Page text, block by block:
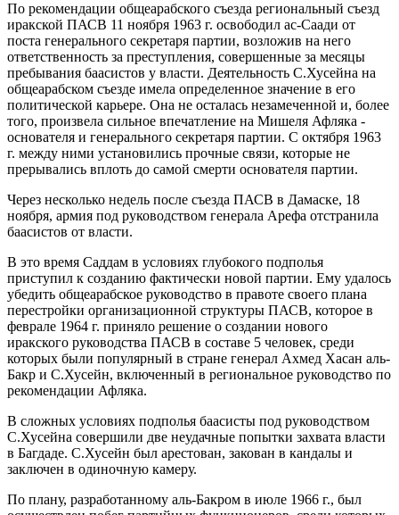
По рекомендации общеарабского съезда региональный съезд
иракской ПАСВ 11 ноября 1963 г. освободил ас-Саади от
поста генерального секретаря партии, возложив на него
ответственность за преступления, совершенные за месяцы
пребывания баасистов у власти. Деятельность С.Хусейна на
общеарабском съезде имела определенное значение в его
политической карьере. Она не осталась незамеченной и, более
того, произвела сильное впечатление на Мишеля Афляка -
основателя и генерального секретаря партии. С октября 1963
г. между ними установились прочные связи, которые не
прерывались вплоть до самой смерти основателя партии.
Через несколько недель после съезда ПАСВ в Дамаске, 18
ноября, армия под руководством генерала Арефа отстранила
баасистов от власти.
В это время Саддам в условиях глубокого подполья
приступил к созданию фактически новой партии. Ему удалось
убедить общеарабское руководство в правоте своего плана
перестройки организационной структуры ПАСВ, которое в
феврале 1964 г. приняло решение о создании нового
иракского руководства ПАСВ в составе 5 человек, среди
которых были популярный в стране генерал Ахмед Хасан аль-
Бакр и С.Хусейн, включенный в региональное руководство по
рекомендации Афляка.
В сложных условиях подполья баасисты под руководством
С.Хусейна совершили две неудачные попытки захвата власти
в Багдаде. С.Хусейн был арестован, закован в кандалы и
заключен в одиночную камеру.
По плану, разработанному аль-Бакром в июле 1966 г., был